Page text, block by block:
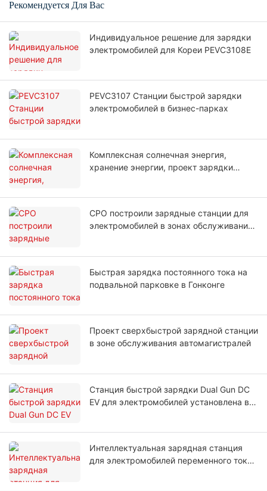
Рекомендуется Для Вас
Индивидуальное решение для зарядки
электромобилей для Кореи PEVC3108E
PEVC3107 Станции быстрой зарядки
электромобилей в бизнес-парках
Комплексная солнечная энергия,
хранение энергии, проект зарядки
CPO построили зарядные станции для
электромобилей в зонах обслуживания
Быстрая зарядка постоянного тока на
подвальной парковке в Гонконге
Проект сверхбыстрой зарядной станции
в зоне обслуживания автомагистралей
Станция быстрой зарядки Dual Gun DC
EV для электромобилей установлена ​​в
Интеллектуальная зарядная станция
для электромобилей переменного тока